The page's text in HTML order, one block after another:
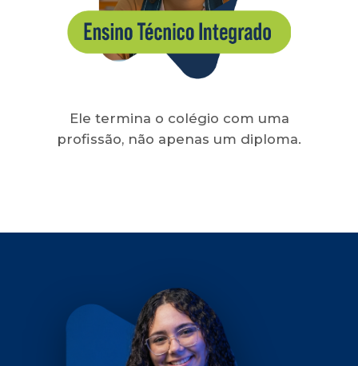
Ele termina o colégio com uma
profissão, não apenas um diploma.